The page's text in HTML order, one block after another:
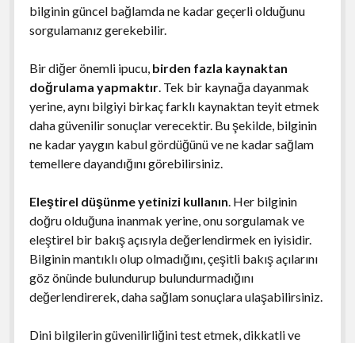
bilginin güncel bağlamda ne kadar geçerli olduğunu
sorgulamanız gerekebilir.
Bir diğer önemli ipucu, birden fazla kaynaktan
doğrulama yapmaktır. Tek bir kaynağa dayanmak
yerine, aynı bilgiyi birkaç farklı kaynaktan teyit etmek
daha güvenilir sonuçlar verecektir. Bu şekilde, bilginin
ne kadar yaygın kabul gördüğünü ve ne kadar sağlam
temellere dayandığını görebilirsiniz.
Eleştirel düşünme yetinizi kullanın. Her bilginin
doğru olduğuna inanmak yerine, onu sorgulamak ve
eleştirel bir bakış açısıyla değerlendirmek en iyisidir.
Bilginin mantıklı olup olmadığını, çeşitli bakış açılarını
göz önünde bulundurup bulundurmadığını
değerlendirerek, daha sağlam sonuçlara ulaşabilirsiniz.
Dini bilgilerin güvenilirliğini test etmek, dikkatli ve